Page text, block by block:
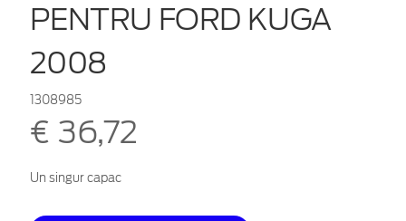
PENTRU FORD KUGA
2008
1308985
€ 36,72
Un singur capac